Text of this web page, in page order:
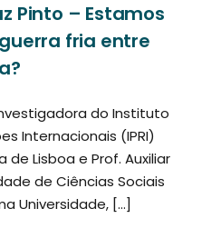
Pinto – Estamos
fria entre
do Instituto
Internacionais (IPRI)
de Lisboa e Prof. Auxiliar
de Ciências Sociais
Universidade, […]